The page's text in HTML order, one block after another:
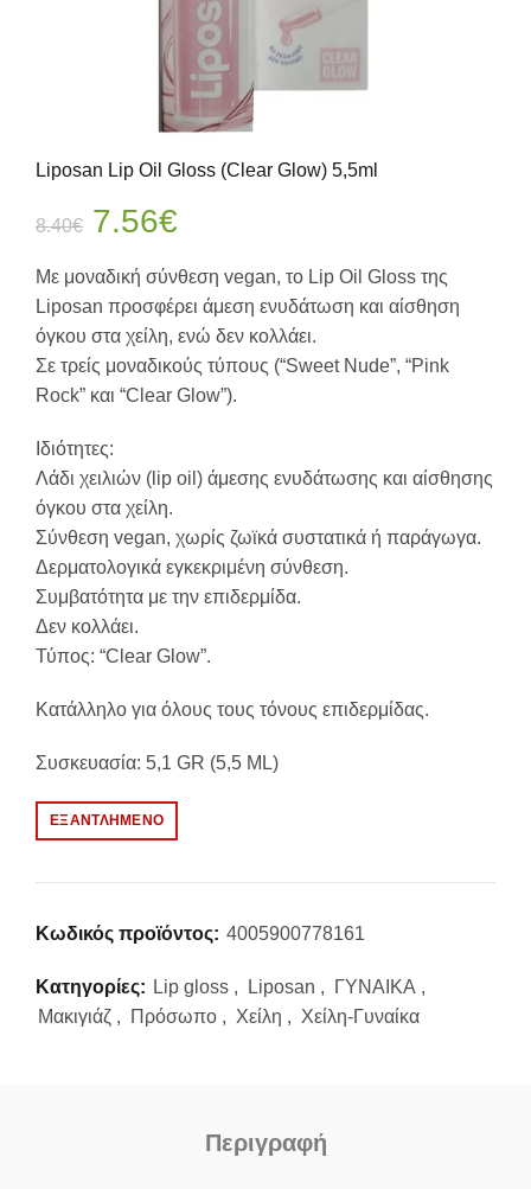
Liposan Lip Oil Gloss (Clear Glow) 5,5ml
8.40€ Original
price
was:
8.40€.
7.56€
τρέχουσα
τιμή
είναι:
Με μοναδική σύνθεση vegan, το Lip Oil Gloss της
Liposan προσφέρει άμεση ενυδάτωση και αίσθηση
όγκου στα χείλη, ενώ δεν κολλάει.
Σε τρείς μοναδικούς τύπους (“Sweet Nude”, “Pink
Rock” και “Clear Glow”).
Ιδιότητες:
Λάδι χειλιών (lip oil) άμεσης ενυδάτωσης και αίσθησης
όγκου στα χείλη.
Σύνθεση vegan, χωρίς ζωϊκά συστατικά ή παράγωγα.
Δερματολογικά εγκεκριμένη σύνθεση.
Συμβατότητα με την επιδερμίδα.
Δεν κολλάει.
Τύπος: “Clear Glow”.
Κατάλληλο για όλους τους τόνους επιδερμίδας.
Συσκευασία: 5,1 GR (5,5 ML)
ΕΞΑΝΤΛΗΜΈΝΟ
Κωδικός προϊόντος: 4005900778161
Κατηγορίες: Lip gloss , Liposan , ΓΥΝΑΙΚΑ ,
Μακιγιάζ , Πρόσωπο , Χείλη , Χείλη-Γυναίκα
Περιγραφή